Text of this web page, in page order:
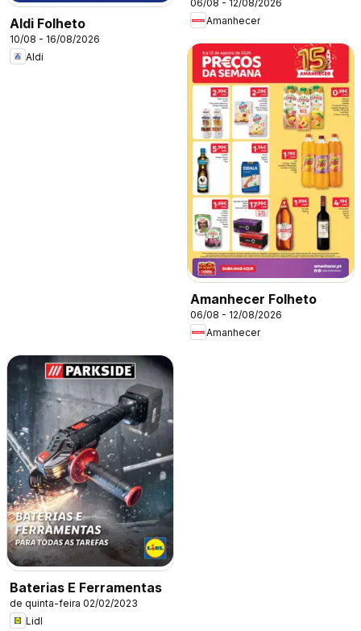
Aldi Folheto
10/08 - 16/08/2026
Aldi
06/08 - 12/08/2026
Amanhecer
Amanhecer Folheto
06/08 - 12/08/2026
Amanhecer
Baterias E Ferramentas
de quinta-feira 02/02/2023
Lidl